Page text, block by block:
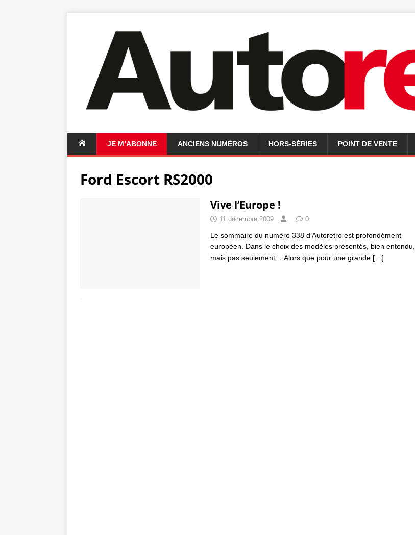
C
U
JE M’ABONNE ANCIENS NUMÉROS HORS-SÉRIES POINT DE VENTE
Ford Escort RS2000
Vive l’Europe !
11 décembre 2009 0
Le sommaire du numéro 338 d’Autoretro est profondément
européen. Dans le choix des modèles présentés, bien entendu,
mais pas seulement… Alors que pour une grande […]